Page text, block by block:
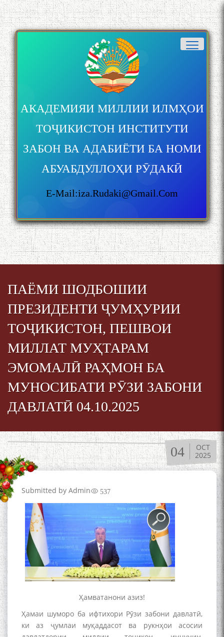
АКАДЕМИЯИ МИЛЛИИ ИЛМҲОИ
ТОҶИКИСТОН ИНСТИТУТИ
ЗАБОН ВА АДАБИЁТИ БА НОМИ
АБУАБДУЛЛОҲИ РӮДАКӢ
E-Mail:iza.rudaki@gmail.com
ПАЁМИ ШОДБОШИИ
ПРЕЗИДЕНТИ ҶУМҲУРИИ
ТОҶИКИСТОН, ПЕШВОИ
МИЛЛАТ МУҲТАРАМ
ЭМОМАЛӢ РАҲМОН БА
МУНОСИБАТИ РӮЗИ ЗАБОНИ
ДАВЛАТӢ 04.10.2025
04
OCT
2025
Submitted by Admin 537
Ҳамватанони азиз!
Ҳамаи шуморо ба ифтихори Рӯзи забони давлатӣ,
ки аз ҷумлаи муқаддасот ва рукнҳои асосии